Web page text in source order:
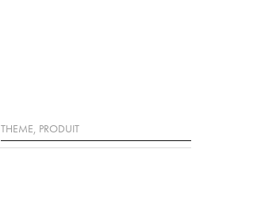
Rechercher